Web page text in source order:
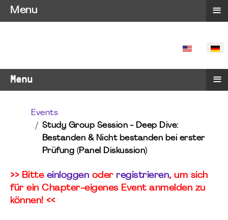
SPRACHE
Menu ≡
Events
Study Group Session - Deep Dive:
Bestanden & Nicht bestanden bei erster
Prüfung (Panel Diskussion)
>> Bitte einloggen oder registrieren, um sich
für ein Chapter-eigenes Event anmelden zu
können! <<
Menu ≡